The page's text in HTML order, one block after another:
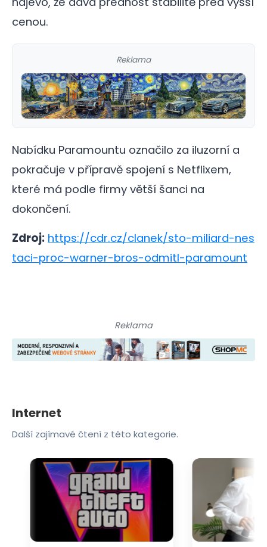
cenou.
Reklama
Nabídku Paramountu označilo za iluzorní a
pokračuje v přípravě spojení s Netflixem,
které má podle firmy větší šanci na
dokončení.
Zdroj: https://cdr.cz/clanek/sto-miliard-nes
taci-proc-warner-bros-odmitl-paramount
Reklama
Internet
Další zajímavé čtení z této kategorie.